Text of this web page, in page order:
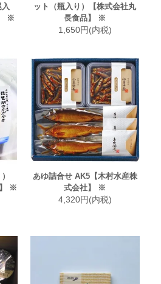
※
ット（瓶入り）【株式会社丸
長食品】 ※
1,650円(内税)
】 ※
あゆ詰合せ AK5【木村水産株
式会社】 ※
4,320円(内税)